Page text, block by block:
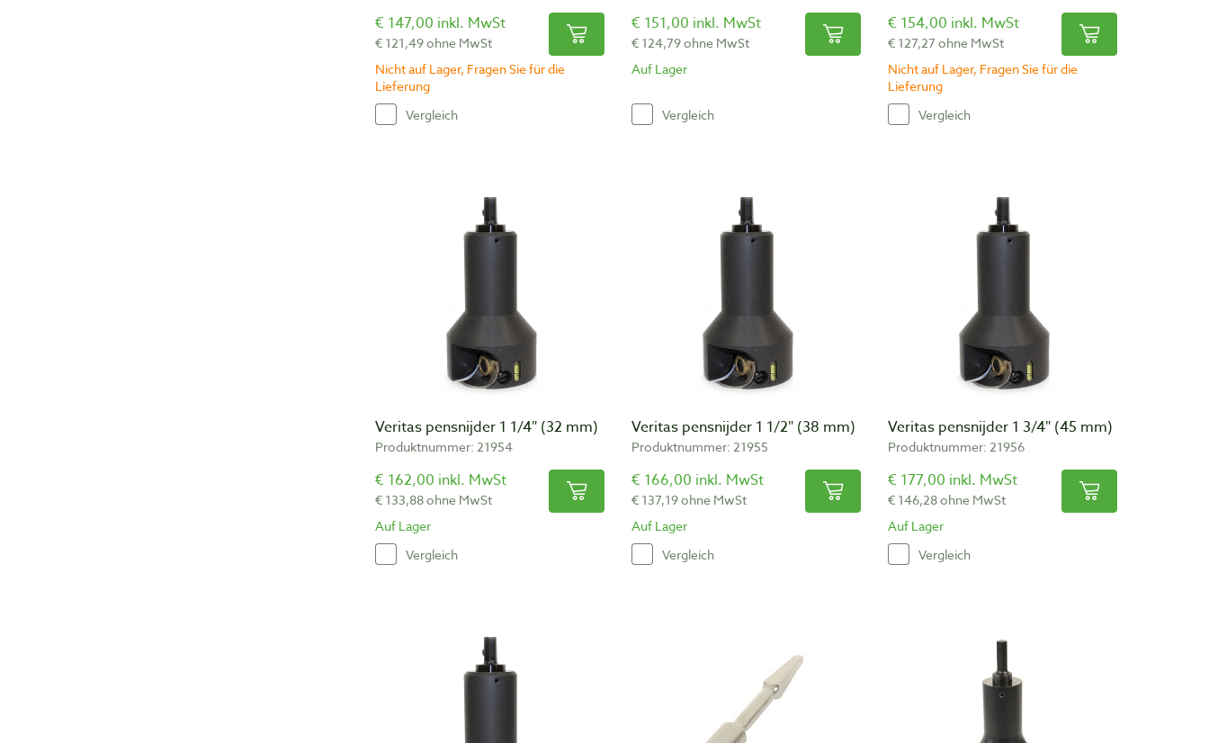
€ 147,00 inkl. MwSt
€ 121,49 ohne MwSt
Nicht auf Lager, Fragen Sie für die
Lieferung
Vergleich
€ 151,00 inkl. MwSt
€ 124,79 ohne MwSt
Auf Lager
Vergleich
€ 154,00 inkl. MwSt
€ 127,27 ohne MwSt
Nicht auf Lager, Fragen Sie für die
Lieferung
Vergleich
Veritas pensnijder 1 1/4″ (32 mm)
Produktnummer: 21954
€ 162,00 inkl. MwSt
€ 133,88 ohne MwSt
Auf Lager
Vergleich
Veritas pensnijder 1 1/2″ (38 mm)
Produktnummer: 21955
€ 166,00 inkl. MwSt
€ 137,19 ohne MwSt
Auf Lager
Vergleich
Veritas pensnijder 1 3/4″ (45 mm)
Produktnummer: 21956
€ 177,00 inkl. MwSt
€ 146,28 ohne MwSt
Auf Lager
Vergleich